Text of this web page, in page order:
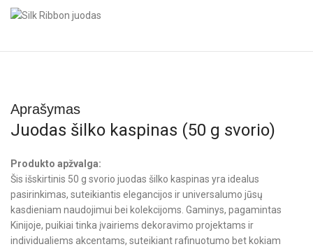
Aprašymas
Juodas šilko kaspinas (50 g svorio)
Produkto apžvalga:
Šis išskirtinis 50 g svorio juodas šilko kaspinas yra idealus
pasirinkimas, suteikiantis elegancijos ir universalumo jūsų
kasdieniam naudojimui bei kolekcijoms. Gaminys, pagamintas
Kinijoje, puikiai tinka įvairiems dekoravimo projektams ir
individualiems akcentams, suteikiant rafinuotumo bet kokiam